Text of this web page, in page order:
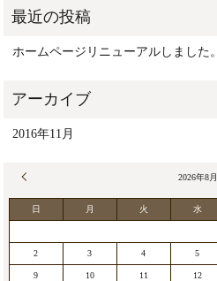
ホームページリニューアルしました。
2016年11月
2026年8月
日 月 火 水
2 3 4 5
9 10 11 12